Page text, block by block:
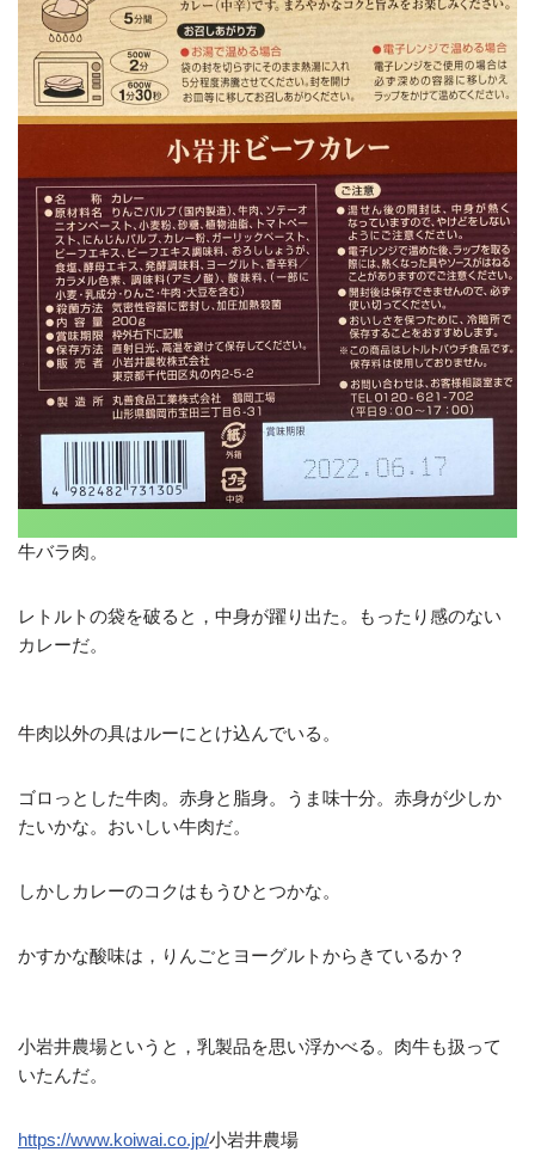
牛バラ肉。
レトルトの袋を破ると，中身が躍り出た。もったり感のない
カレーだ。
牛肉以外の具はルーにとけ込んでいる。
ゴロっとした牛肉。赤身と脂身。うま味十分。赤身が少しか
たいかな。おいしい牛肉だ。
しかしカレーのコクはもうひとつかな。
かすかな酸味は，りんごとヨーグルトからきているか？
小岩井農場というと，乳製品を思い浮かべる。肉牛も扱って
いたんだ。
https://www.koiwai.co.jp/小岩井農場